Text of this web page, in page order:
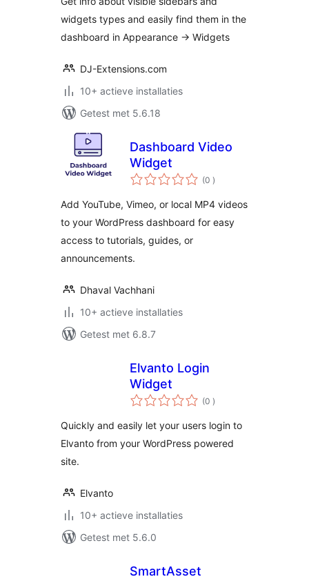
widgets types and easily find them in the
dashboard in Appearance -> Widgets
DJ-Extensions.com
10+ actieve installaties
Getest met 5.6.18
Dashboard Video
Widget
(0 aantal
beoordelingen
)
Add YouTube, Vimeo, or local MP4 videos
to your WordPress dashboard for easy
access to tutorials, guides, or
announcements.
Dhaval Vachhani
10+ actieve installaties
Getest met 6.8.7
Elvanto Login
Widget
(0 aantal
beoordelingen
)
Quickly and easily let your users login to
Elvanto from your WordPress powered
site.
Elvanto
10+ actieve installaties
Getest met 5.6.0
SmartAsset